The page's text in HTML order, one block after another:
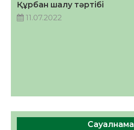
Құрбан шалу тәртібі
11.07.2022
Сауалнама